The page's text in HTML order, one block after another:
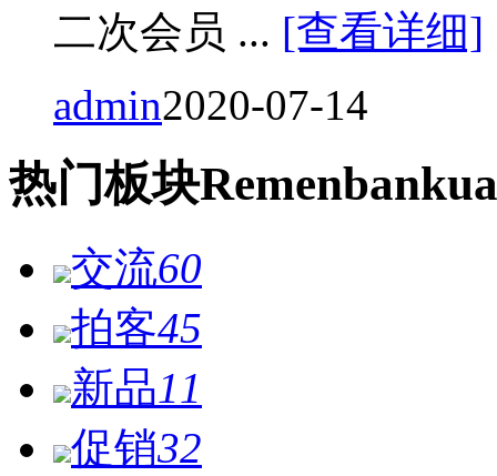
二次会员 ... [查看详细]
admin2020-07-14
热门板块Remen
交流60
拍客45
新品11
促销32